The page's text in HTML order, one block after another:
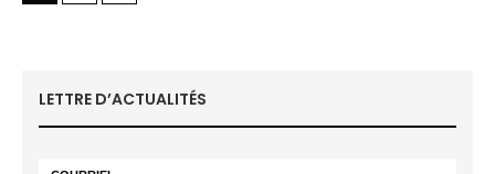
LETTRE D’ACTUALITÉS